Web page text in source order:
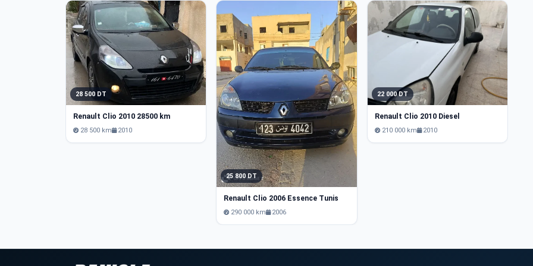
28 500 DT
Renault Clio 2010 28500 km
28 500 km 2010
25 800 DT
Renault Clio 2006 Essence Tunis
290 000 km 2006
22 000 DT
Renault Clio 2010 Diesel
210 000 km 2010